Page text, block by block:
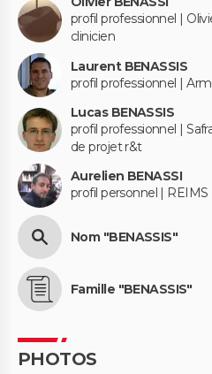
profil professionnel |
clinicien
Laurent BENASSIS
profil professionnel |
Lucas BENASSIS
profil professionnel |
de projet r&t
Aurelien BENASSI
profil personnel | REIMS
Nom "BENASSIS"
Famille "BENASSIS"
PHOTOS